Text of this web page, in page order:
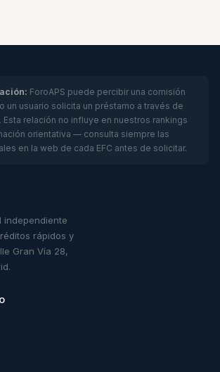
ForoAPS puede percibir una comisión
un usuario solicita un préstamo a través de
relación no influye en nuestros rankings
orientativa — consulta siempre las
en la web de cada EFC antes de solicitar.
independiente
rápidos y
Gran Vía 28,